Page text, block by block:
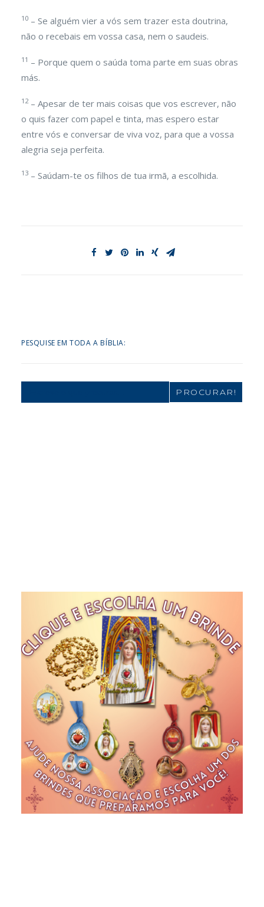
10 – Se alguém vier a vós sem trazer esta doutrina,
não o recebais em vossa casa, nem o saudeis.
11 – Porque quem o saúda toma parte em suas obras
más.
12– Apesar de ter mais coisas que vos escrever, não
o quis fazer com papel e tinta, mas espero estar
entre vós e conversar de viva voz, para que a vossa
alegria seja perfeita.
13 – Saúdam-te os filhos de tua irmã, a escolhida.
PESQUISE EM TODA A BÍBLIA:
Search